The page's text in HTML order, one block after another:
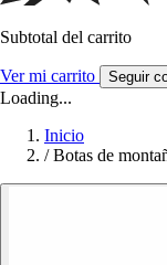
Subtotal del carrito
Ver mi carrito Seguir
Loading...
Inicio
/ Botas de